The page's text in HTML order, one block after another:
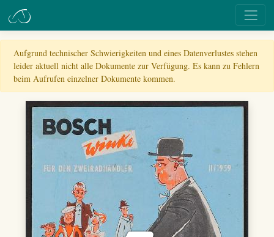
Aufgrund technischer Schwierigkeiten und eines Datenverlustes stehen
leider aktuell nicht alle Dokumente zur Verfügung. Es kann zu Fehlern
beim Aufrufen einzelner Dokumente kommen.